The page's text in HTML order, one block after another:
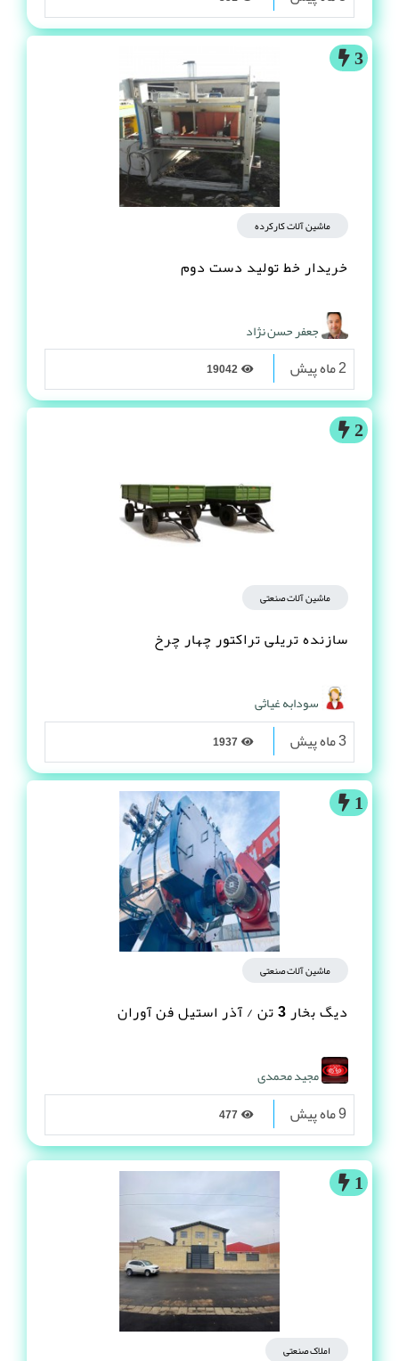
3
ماشین آلات کارکرده
خریدار خط تولید دست دوم
جعفر حسن نژاد
2 ماه پیش
2
ماشین آلات صنعتی
سازنده تریلی تراکتور چهار چرخ
سودابه غیاثی
3 ماه پیش
1
ماشین آلات صنعتی
دیگ بخار 3 تن / آذر استیل فن آوران
مجید محمدی
9 ماه پیش
1
املاک صنعتی